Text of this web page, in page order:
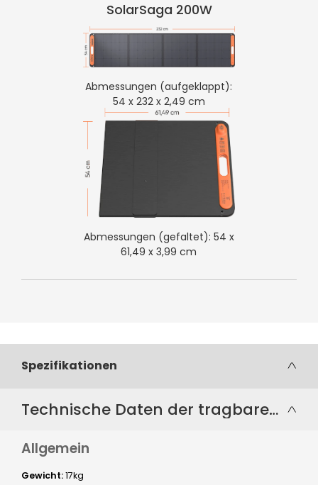
SolarSaga 200W
Abmessungen (aufgeklappt):
54 x 232 x 2,49 cm
Abmessungen (gefaltet): 54 x
61,49 x 3,99 cm
Spezifikationen
Technische Daten der tragbaren Powerstation
Allgemein
Gewicht:17kg